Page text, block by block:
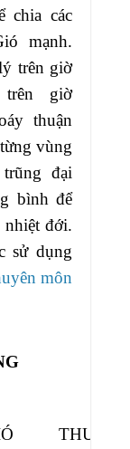
chia các
mạnh.
trên giờ
giờ
thuận
vùng
đại
bình để
nhiệt đới.
sử dụng
môn
THUẬT